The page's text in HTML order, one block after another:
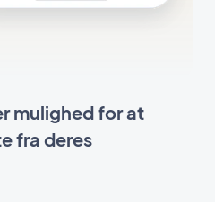
mulighed for at
fra deres